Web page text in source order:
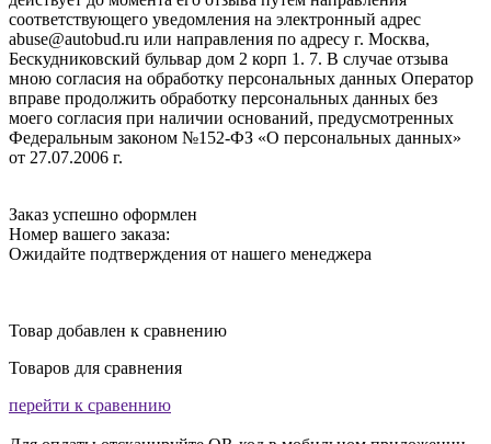
соответствующего уведомления на электронный адрес
abuse@autobud.ru или направления по адресу г. Москва,
Бескудниковский бульвар дом 2 корп 1. 7. В случае отзыва
мною согласия на обработку персональных данных Оператор
вправе продолжить обработку персональных данных без
моего согласия при наличии оснований, предусмотренных
Федеральным законом №152-ФЗ «О персональных данных»
от 27.07.2006 г.
Заказ успешно оформлен
Номер вашего заказа:
Ожидайте подтверждения от нашего менеджера
Товар добавлен к сравнению
Товаров для сравнения
перейти к сравеннию